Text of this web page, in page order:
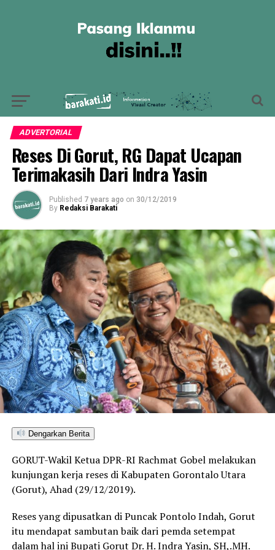
ADVERTORIAL
Reses Di Gorut, RG Dapat Ucapan
Terimakasih Dari Indra Yasin
Published 7 years ago on 30/12/2019
By Redaksi Barakati
Dengarkan Berita
GORUT-Wakil Ketua DPR-RI Rachmat Gobel melakukan
kunjungan kerja reses di Kabupaten Gorontalo Utara
(Gorut), Ahad (29/12/2019).
Reses yang dipusatkan di Puncak Pontolo Indah, Gorut
itu mendapat sambutan baik dari pemda setempat
dalam hal ini Bupati Gorut Dr. H. Indra Yasin, SH,.MH.